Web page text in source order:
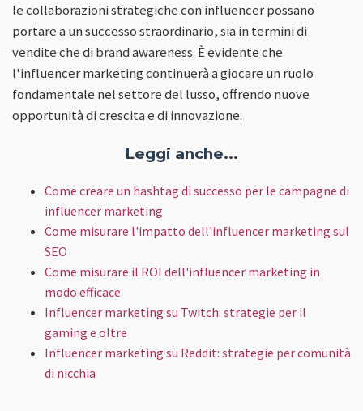
le collaborazioni strategiche con influencer possano
portare a un successo straordinario, sia in termini di
vendite che di brand awareness. È evidente che
l'influencer marketing continuerà a giocare un ruolo
fondamentale nel settore del lusso, offrendo nuove
opportunità di crescita e di innovazione.
Leggi anche...
Come creare un hashtag di successo per le campagne di
influencer marketing
Come misurare l'impatto dell'influencer marketing sul
SEO
Come misurare il ROI dell'influencer marketing in
modo efficace
Influencer marketing su Twitch: strategie per il
gaming e oltre
Influencer marketing su Reddit: strategie per comunità
di nicchia